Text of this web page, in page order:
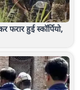
फरार हुई स्कॉर्पियो,